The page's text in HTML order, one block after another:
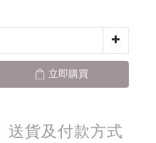
立即購買
送貨及付款方式